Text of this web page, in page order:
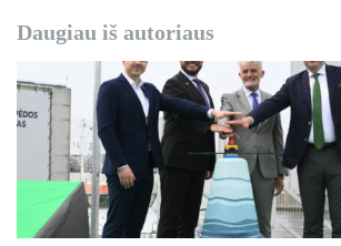
Daugiau iš autoriaus